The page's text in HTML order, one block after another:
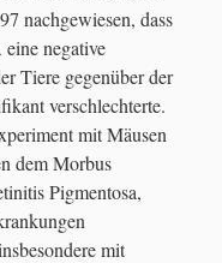
nachgewiesen, dass
negative
Tiere gegenüber der
verschlechterte.
mit Mäusen
dem Morbus
Pigmentosa,
mit